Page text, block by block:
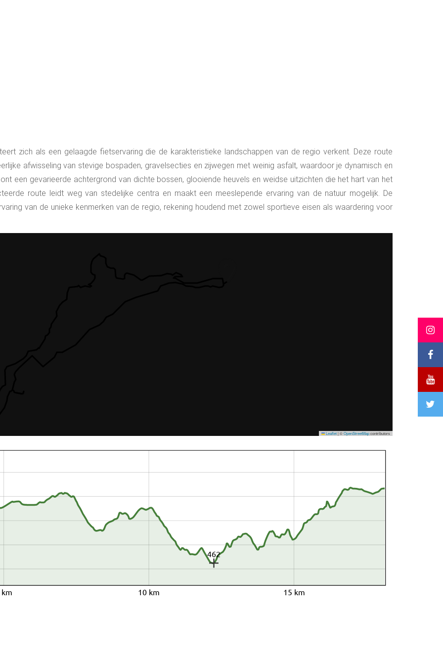
zich als een gelaagde fietservaring die de karakteristieke landschappen van de regio verkent. Deze route
afwisseling van stevige bospaden, gravelsecties en zijwegen met weinig asfalt, waardoor je dynamisch en
een gevarieerde achtergrond van dichte bossen, glooiende heuvels en weidse uitzichten die het hart van het
route leidt weg van stedelijke centra en maakt een meeslepende ervaring van de natuur mogelijk. De
van de unieke kenmerken van de regio, rekening houdend met zowel sportieve eisen als waardering voor
Leaflet|©OpenStreetMapcontributors
10 km 15 km
462